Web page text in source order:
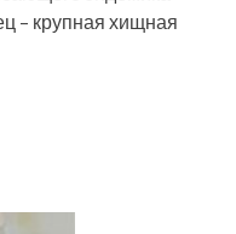
– крупная хищная